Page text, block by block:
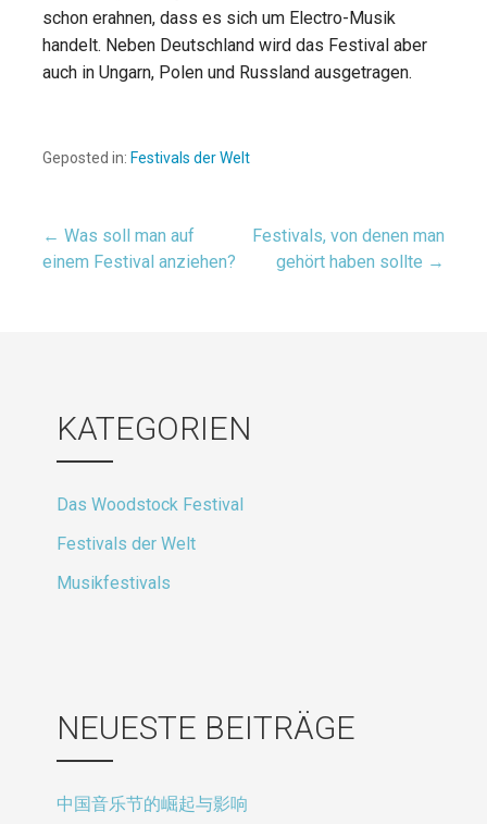
schon erahnen, dass es sich um Electro-Musik
handelt. Neben Deutschland wird das Festival aber
auch in Ungarn, Polen und Russland ausgetragen.
Geposted in: Festivals der Welt
Beitragsnavigation
← Was soll man auf
einem Festival anziehen?
Festivals, von denen man
gehört haben sollte →
KATEGORIEN
Das Woodstock Festival
Festivals der Welt
Musikfestivals
NEUESTE BEITRÄGE
中国音乐节的崛起与影响